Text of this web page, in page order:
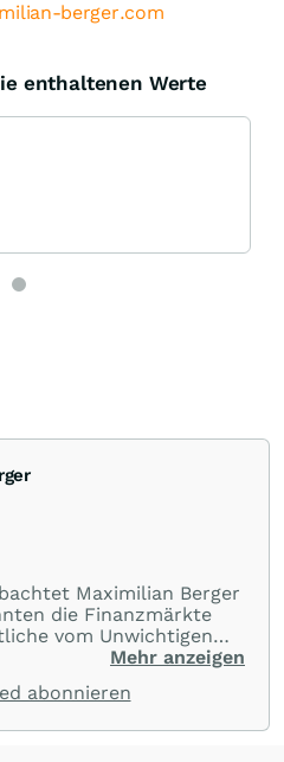
berger.com
enthaltenen Werte
Maximilian Berger
die Finanzmärkte
vom Unwichtigen
klare, unabhängige
Mehr anzeigen
abonnieren